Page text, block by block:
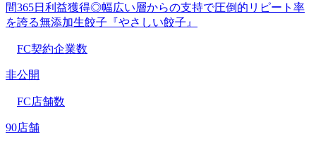
間365日利益獲得◎幅広い層からの支持で圧倒的リピート率
を誇る無添加生餃子『やさしい餃子』
FC契約企業数
非公開
FC店舗数
90店舗